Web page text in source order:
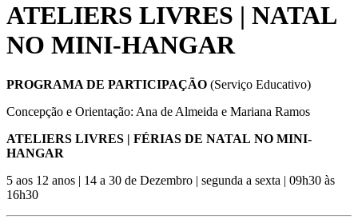
ATELIERS LIVRES | NATAL
NO MINI-HANGAR
PROGRAMA DE PARTICIPAÇÃO (Serviço Educativo)
Concepção e Orientação: Ana de Almeida e Mariana Ramos
ATELIERS LIVRES | FÉRIAS DE NATAL NO MINI-
HANGAR
5 aos 12 anos | 14 a 30 de Dezembro | segunda a sexta | 09h30 às
16h30